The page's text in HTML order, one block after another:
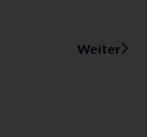
Weiter